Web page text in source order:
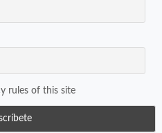
rules of this site